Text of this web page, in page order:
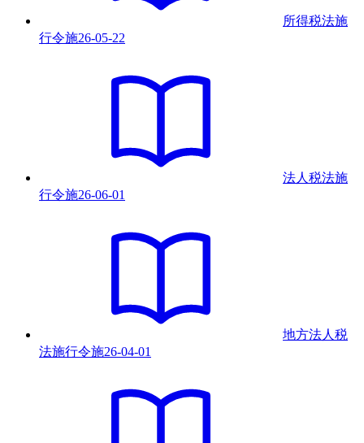
所得税法施
行令施26-05-22
法人税法施
行令施26-06-01
地方法人税
法施行令施26-04-01